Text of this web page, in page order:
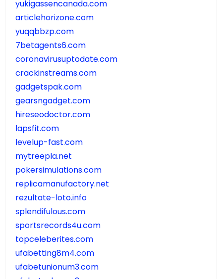
yukigassencanada.com
articlehorizone.com
yuqqbbzp.com
7betagents6.com
coronavirusuptodate.com
crackinstreams.com
gadgetspak.com
gearsngadget.com
hireseodoctor.com
lapsfit.com
levelup-fast.com
mytreepla.net
pokersimulations.com
replicamanufactory.net
rezultate-loto.info
splendifulous.com
sportsrecords4u.com
topceleberites.com
ufabetting8m4.com
ufabetunionum3.com